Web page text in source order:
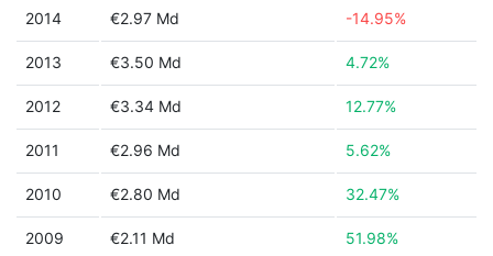
2014 €2.97 Md -14.95%
2013 €3.50 Md 4.72%
2012 €3.34 Md 12.77%
2011 €2.96 Md 5.62%
2010 €2.80 Md 32.47%
2009 €2.11 Md 51.98%